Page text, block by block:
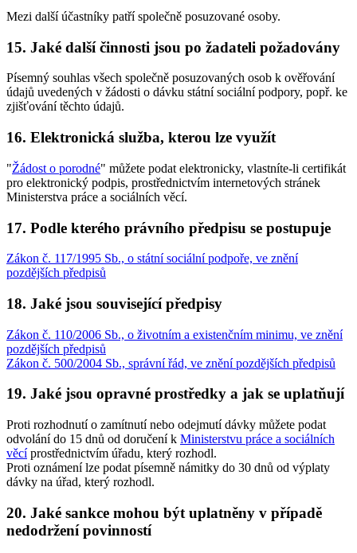
Mezi další účastníky patří společně posuzované osoby.
15. Jaké další činnosti jsou po žadateli požadovány
Písemný souhlas všech společně posuzovaných osob k ověřování
údajů uvedených v žádosti o dávku státní sociální podpory, popř. ke
zjišťování těchto údajů.
16. Elektronická služba, kterou lze využít
"Žádost o porodné" můžete podat elektronicky, vlastníte-li certifikát
pro elektronický podpis, prostřednictvím internetových stránek
Ministerstva práce a sociálních věcí.
17. Podle kterého právního předpisu se postupuje
Zákon č. 117/1995 Sb., o státní sociální podpoře, ve znění
pozdějších předpisů
18. Jaké jsou související předpisy
Zákon č. 110/2006 Sb., o životním a existenčním minimu, ve znění
pozdějších předpisů
Zákon č. 500/2004 Sb., správní řád, ve znění pozdějších předpisů
19. Jaké jsou opravné prostředky a jak se uplatňují
Proti rozhodnutí o zamítnutí nebo odejmutí dávky můžete podat
odvolání do 15 dnů od doručení k Ministerstvu práce a sociálních
věcíprostřednictvím úřadu, který rozhodl.
Proti oznámení lze podat písemně námitky do 30 dnů od výplaty
dávky na úřad, který rozhodl.
20. Jaké sankce mohou být uplatněny v případě
nedodržení povinností